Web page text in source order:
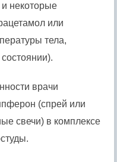
некоторые
или
тела,
врачи
(спрей или
свечи) в комплексе